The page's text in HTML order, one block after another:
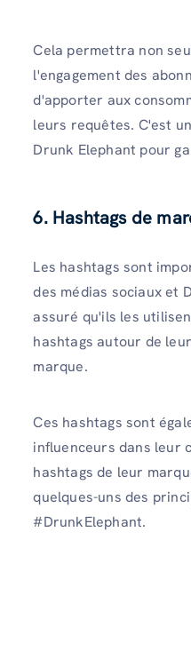
Cela permettra non
l'engagement des
d'apporter aux
leurs requêtes. C'est
Drunk Elephant pour
6. Hashtags de
Les hashtags sont
des médias sociaux et
assuré qu'ils les
hashtags autour de
marque.
Ces hashtags sont
influenceurs dans leur
hashtags de leur
quelques-uns des
#DrunkElephant.